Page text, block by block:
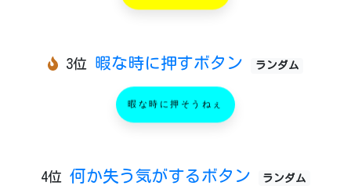
3位 暇な時に押すボタン ランダム
暇な時に押そうねぇ
4位 何か失う気がするボタン ランダム